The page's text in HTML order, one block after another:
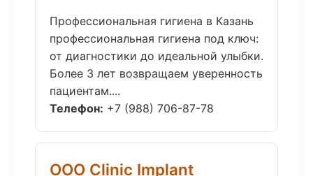
Профессиональная гигиена в Казань
профессиональная гигиена под ключ:
от диагностики до идеальной улыбки.
Более 3 лет возвращаем уверенность
пациентам....
Телефон: +7 (988) 706-87-78
ООО Clinic Implant